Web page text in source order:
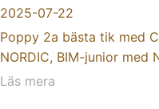
2025-07-22
Poppy 2a bästa tik med
NORDIC, BIM-junior med
Läs mera